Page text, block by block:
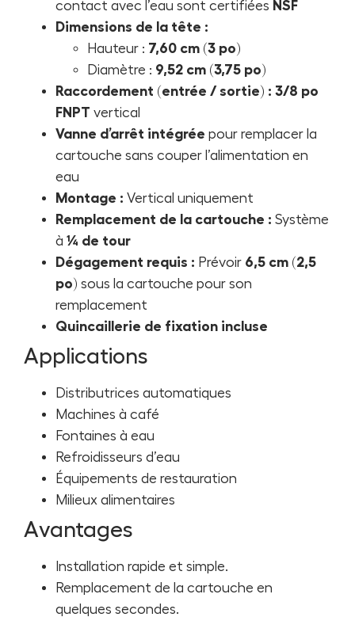
contact avec l’eau sont certifiées NSF
Dimensions de la tête :
Hauteur : 7,60 cm (3 po)
Diamètre : 9,52 cm (3,75 po)
Raccordement (entrée / sortie) : 3/8 po
FNPT vertical
Vanne d’arrêt intégrée pour remplacer la
cartouche sans couper l’alimentation en
eau
Montage : Vertical uniquement
Remplacement de la cartouche : Système
à ¼ de tour
Dégagement requis : Prévoir 6,5 cm (2,5
po) sous la cartouche pour son
remplacement
Quincaillerie de fixation incluse
Applications
Distributrices automatiques
Machines à café
Fontaines à eau
Refroidisseurs d’eau
Équipements de restauration
Milieux alimentaires
Avantages
Installation rapide et simple.
Remplacement de la cartouche en
quelques secondes.